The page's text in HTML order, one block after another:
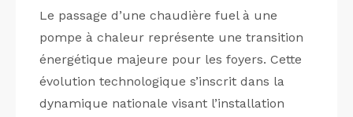
Le passage d’une chaudière fuel à une
pompe à chaleur représente une transition
énergétique majeure pour les foyers. Cette
évolution technologique s’inscrit dans la
dynamique nationale visant l’installation